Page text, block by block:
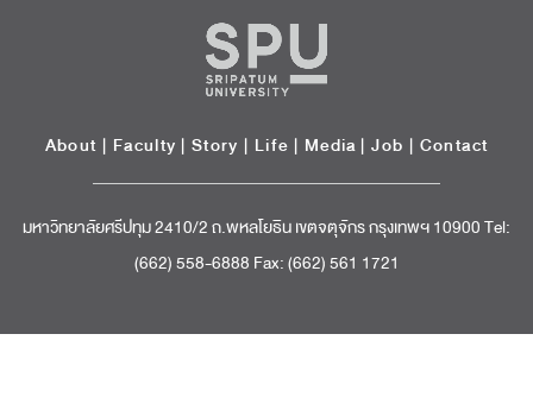
About | Faculty | Story | Life | Media |Job | Contact
มหาวิทยาลัยศรีปทุม 2410/2 ถ.พหลโยธิน เขตจตุจักร กรุงเทพฯ 10900 Tel:
(662) 558-6888 Fax: (662) 561 1721